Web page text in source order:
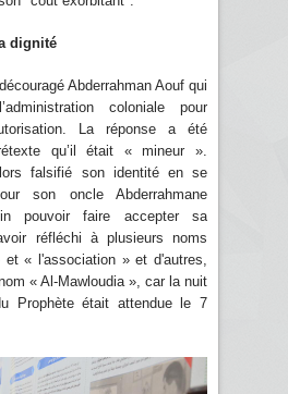
dignité
Abderrahman Aouf qui
coloniale pour
La réponse a été
qu’il était « mineur ».
falsifié son identité en se
son oncle Abderrahmane
pouvoir faire accepter sa
réfléchi à plusieurs noms
« l'association » et d'autres,
« Al-Mawloudia », car la nuit
Prophète était attendue le 7